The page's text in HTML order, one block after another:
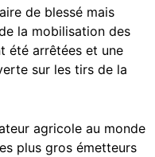
de blessé mais
la mobilisation des
été arrêtées et une
sur les tirs de la
agricole au monde
plus gros émetteurs